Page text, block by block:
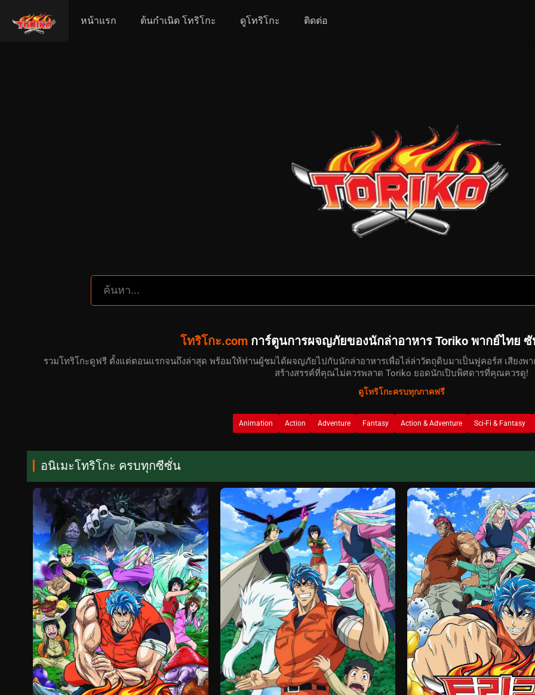
หน้าแรก ต้นกำเนิด โทริโกะ ดูโทริโกะ ติดต่อ
โทริโกะ.comการ์ตูนการผจญภัยของนักล่าอาหาร Toriko พากย์ไทย
รวมโทริโกะดูฟรี ตั้งแต่ตอนแรกจนถึงล่าสุด พร้อมให้ท่านผู้ชมได้ผจญภัยไปกับนักล่าอาหารเพื่อไล่ล่าวัตถุดิบมาเป็นฟูคอร์ส เสียง
สร้างสรรค์ที่คุณไม่ควรพลาด Toriko ยอดนักเปิบพิศดารที่คุณควรดู!
ดูโทริโกะครบทุกภาคฟรี
Animation Action Adventure Fantasy Action & Adventure Sci-Fi & Fantasy
อนิเมะโทริโกะ ครบทุกซีซั่น